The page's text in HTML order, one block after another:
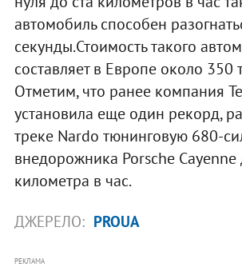
автомобиль способен
секунды.Стоимость такого
составляет в Европе около 350
Отметим, что ранее компания
установила еще один рекорд,
треке Nardo тюнинговую 680-
внедорожника Porsche
километра в час.
ДЖЕРЕЛО: PROUA
РЕКЛАМА